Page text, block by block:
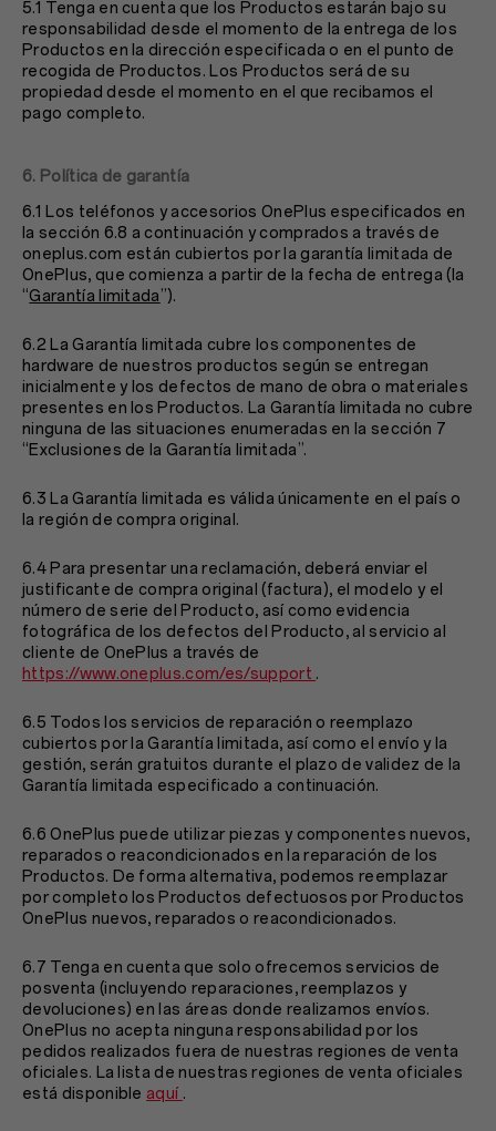
5.1 Tenga en cuenta que los Productos estarán bajo su
responsabilidad desde el momento de la entrega de los
Productos en la dirección especificada o en el punto de
recogida de Productos. Los Productos será de su
propiedad desde el momento en el que recibamos el
pago completo.
6. Política de garantía
6.1 Los teléfonos y accesorios OnePlus especificados en
la sección 6.8 a continuación y comprados a través de
oneplus.com están cubiertos por la garantía limitada de
OnePlus, que comienza a partir de la fecha de entrega (la
“Garantía limitada”).
6.2 La Garantía limitada cubre los componentes de
hardware de nuestros productos según se entregan
inicialmente y los defectos de mano de obra o materiales
presentes en los Productos. La Garantía limitada no cubre
ninguna de las situaciones enumeradas en la sección 7
“Exclusiones de la Garantía limitada”.
6.3 La Garantía limitada es válida únicamente en el país o
la región de compra original.
6.4 Para presentar una reclamación, deberá enviar el
justificante de compra original (factura), el modelo y el
número de serie del Producto, así como evidencia
fotográfica de los defectos del Producto, al servicio al
cliente de OnePlus a través de
https://www.oneplus.com/es/support .
6.5 Todos los servicios de reparación o reemplazo
cubiertos por la Garantía limitada, así como el envío y la
gestión, serán gratuitos durante el plazo de validez de la
Garantía limitada especificado a continuación.
6.6 OnePlus puede utilizar piezas y componentes nuevos,
reparados o reacondicionados en la reparación de los
Productos. De forma alternativa, podemos reemplazar
por completo los Productos defectuosos por Productos
OnePlus nuevos, reparados o reacondicionados.
6.7 Tenga en cuenta que solo ofrecemos servicios de
posventa (incluyendo reparaciones, reemplazos y
devoluciones) en las áreas donde realizamos envíos.
OnePlus no acepta ninguna responsabilidad por los
pedidos realizados fuera de nuestras regiones de venta
oficiales. La lista de nuestras regiones de venta oficiales
está disponible aquí .